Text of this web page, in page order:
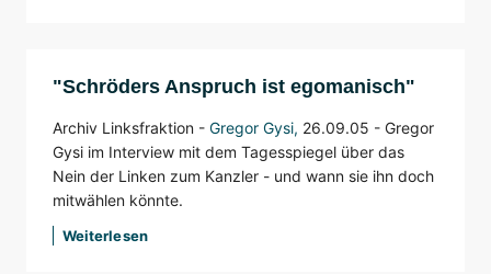
"Schröders Anspruch ist egomanisch"
Archiv Linksfraktion - Gregor Gysi, 26.09.05 - Gregor
Gysi im Interview mit dem Tagesspiegel über das
Nein der Linken zum Kanzler - und wann sie ihn doch
mitwählen könnte.
Weiterlesen